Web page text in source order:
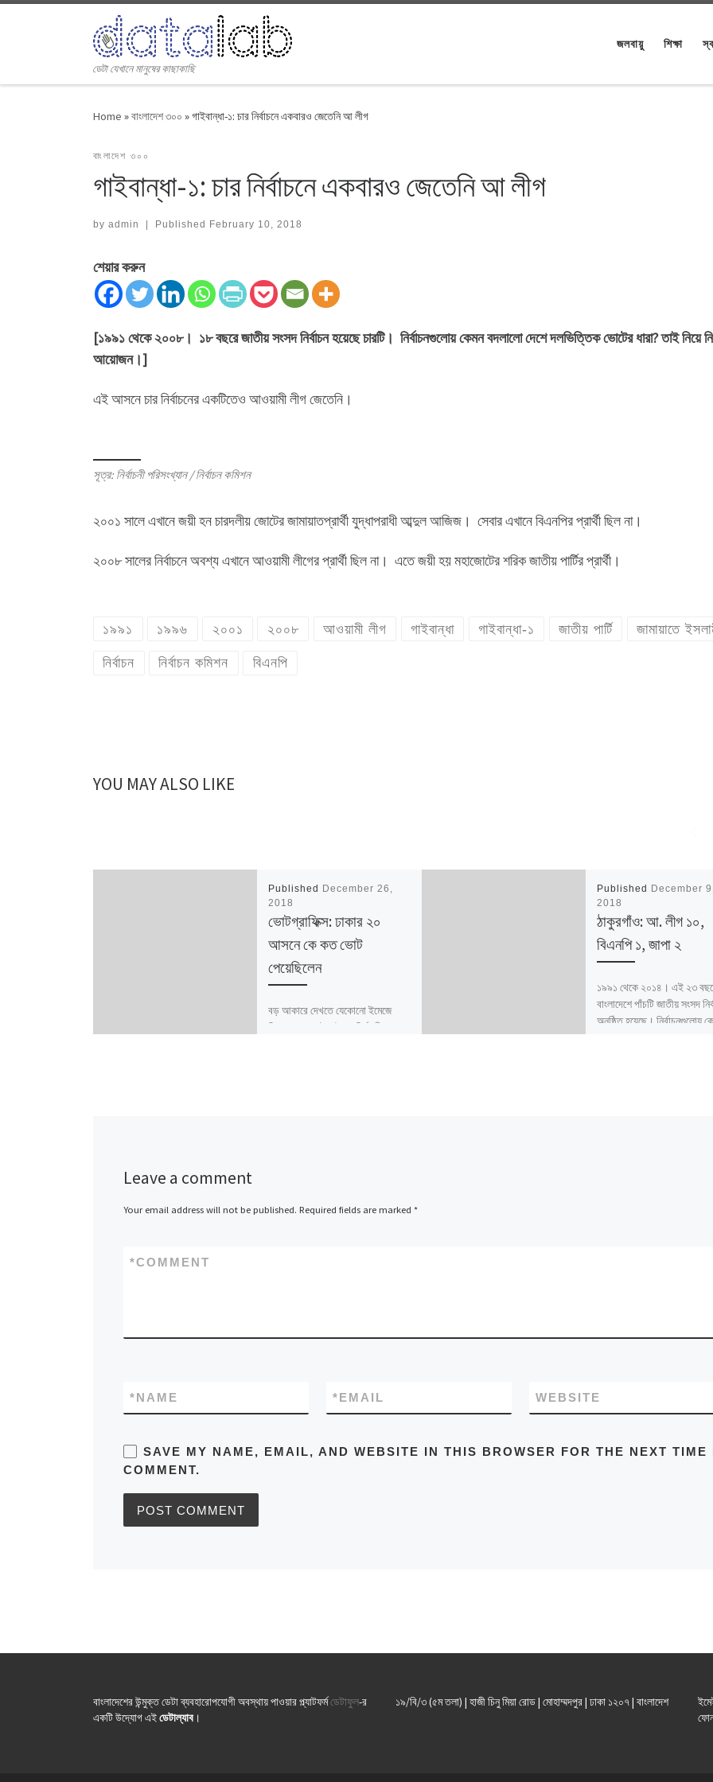
ডেটা যেখানে মানুষের কাছাকাছি
জলবায়ু শিক্ষা
Home »বাংলাদেশ ৩০০ »গাইবান্ধা-১: চার নির্বাচনে একবারও জেতেনি আ লীগ
বাংলাদেশ ৩০০
গাইবান্ধা-১: চার নির্বাচনে একবারও জেতেনি আ লীগ
by admin | Published February 10, 2018
শেয়ার করুন
[১৯৯১ থেকে ২০০৮। ১৮ বছরে জাতীয় সংসদ নির্বাচন হয়েছে চারটি। নির্বাচনগুলোয় কেমন বদলালো দেশে দলভিত্তিক ভোটের ধারা? তাই নিয়ে
আয়োজন।]
এই আসনে চার নির্বাচনের একটিতেও আওয়ামী লীগ জেতেনি।
সূত্র: নির্বাচনী পরিসংখ্যান / নির্বাচন কমিশন
২০০১ সালে এখানে জয়ী হন চারদলীয় জোটের জামায়াতপ্রার্থী যুদ্ধাপরাধী আব্দুল আজিজ। সেবার এখানে বিএনপির প্রার্থী ছিল না।
২০০৮ সালের নির্বাচনে অবশ্য এখানে আওয়ামী লীগের প্রার্থী ছিল না। এতে জয়ী হয় মহাজোটের শরিক জাতীয় পার্টির প্রার্থী।
১৯৯১ ১৯৯৬ ২০০১ ২০০৮ আওয়ামী লীগ গাইবান্ধা গাইবান্ধা-১ জাতীয় পার্টি জামায়াতে
নির্বাচন নির্বাচন কমিশন বিএনপি
YOU MAY ALSO LIKE
Published December 26,
2018
ভোটগ্রাফিক্স: ঢাকার ২০
আসনে কে কত ভোট
পেয়েছিলেন
বড় আকারে দেখতে যেকোনো ইমেজে
ক্লিক করুন ডেটার উৎস: নির্বাচনী
Published December 9,
2018
ঠাকুরগাঁও: আ. লীগ ১০,
বিএনপি ১, জাপা ২
১৯৯১ থেকে ২০১৪। এই ২৩
বাংলাদেশে পাঁচটি জাতীয় সংসদ
অনুষ্ঠিত হয়েছে। নির্বাচনগুলোয়
Leave a comment
Your email address will not be published. Required fields are marked *
COMMENT
*
NAME
* EMAIL
* WEBSITE
SAVE MY NAME, EMAIL, AND WEBSITE IN THIS BROWSER FOR THE NEXT TIME
COMMENT.
বাংলাদেশের উন্মুক্ত ডেটা ব্যবহারোপযোগী অবস্থায় পাওয়ার প্ল্যাটফর্মডেটাফুল-র
একটি উদ্যোগ এইডেটাল্যাব ।
১৯/বি/৩ (৫ম তলা) | হাজী চিনু মিয়া রোড | মোহাম্মদপুর | ঢাকা ১২০৭ | বাংলাদেশ